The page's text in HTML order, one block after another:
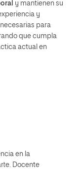
y mantienen su
y
para
que cumpla
actual en
en la
Docente